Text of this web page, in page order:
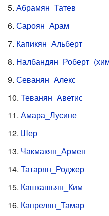
Абрамян_Татев
Сароян_Арам
Капикян_Альберт
Севанян_Алекс
Теванян_Аветис
Амара_Лусине
Шер
Чакмакян_Армен
Татарян_Роджер
Кашкашьян_Ким
Капрелян_Тамар